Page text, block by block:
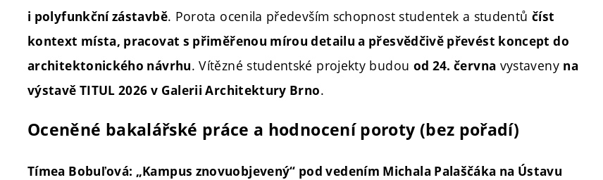
i polyfunkční zástavbě. Porota ocenila především schopnost studentek a studentů číst
kontext místa, pracovat s přiměřenou mírou detailu a přesvědčivě převést koncept do
architektonického návrhu. Vítězné studentské projekty budou od 24. června vystaveny na
výstavě TITUL 2026 v Galerii Architektury Brno.
Oceněné bakalářské práce a hodnocení poroty (bez pořadí)
Tímea Bobuľová: „Kampus znovuobjevený“ pod vedením Michala Palaščáka na Ústavu